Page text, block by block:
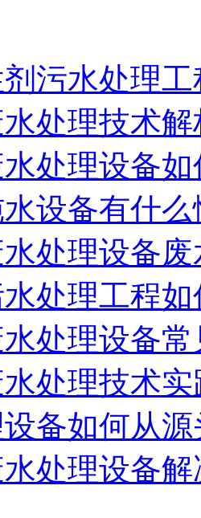
污水处理
处理技术解
处理设备
设备有什
处理设备
处理工程
处理设备
处理技术
备如何从
处理设备